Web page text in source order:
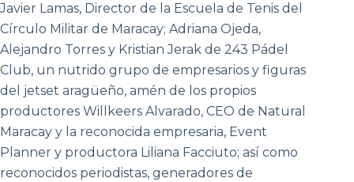
Javier Lamas, Director de la Escuela de Tenis del
Círculo Militar de Maracay; Adriana Ojeda,
Alejandro Torres y Kristian Jerak de 243 Pádel
Club, un nutrido grupo de empresarios y figuras
del jetset aragüeño, amén de los propios
productores Willkeers Alvarado, CEO de Natural
Maracay y la reconocida empresaria, Event
Planner y productora Liliana Facciuto; así como
reconocidos periodistas, generadores de